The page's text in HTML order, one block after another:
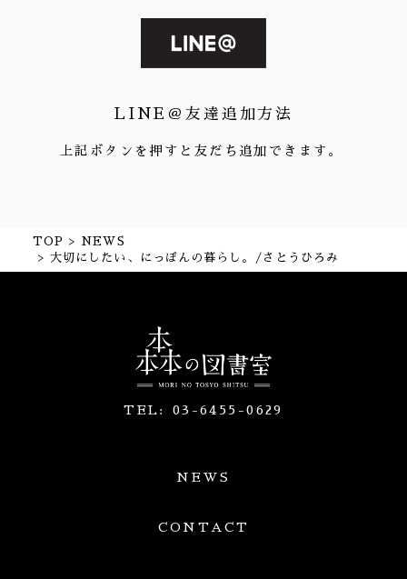
LINE＠友達追加方法
上記ボタンを押すと友だち追加できます。
TOP
NEWS
大切にしたい、にっぽんの暮らし。/さとうひろみ
TEL: 03-6455-0629
NEWS
CONTACT